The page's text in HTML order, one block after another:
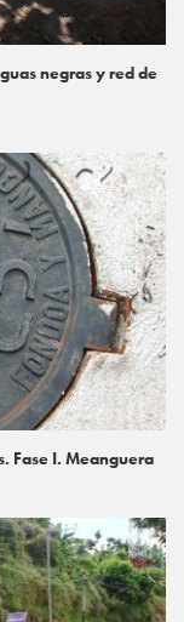
negras y red de
Fase I. Meanguera